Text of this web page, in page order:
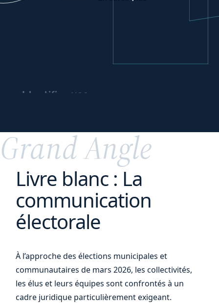
Identifier vos
votre
Grand Angle
Livre blanc : La
communication
électorale
À l’approche des élections municipales et
communautaires de mars 2026, les collectivités,
les élus et leurs équipes sont confrontés à un
cadre juridique particulièrement exigeant.